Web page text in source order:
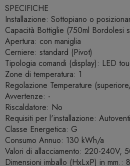
SPECIFICHE
Installazione: Sottopiano o
Capacità Bottiglie (750ml Bordolesi
Apertura: con maniglia
Cerniere: standard (Pivot)
Tipologia comandi (display): LED
Zone di temperatura: 1
Regolazione Temperature
Avvertenze: -
Riscaldatore: No
Requisiti per l'installazione:
Classe Energetica: G
Consumo Annuo: 130 kWh/a
Valori di allacciamento: 220-240V,
Dimensioni imballo (HxLxP) in mm.: